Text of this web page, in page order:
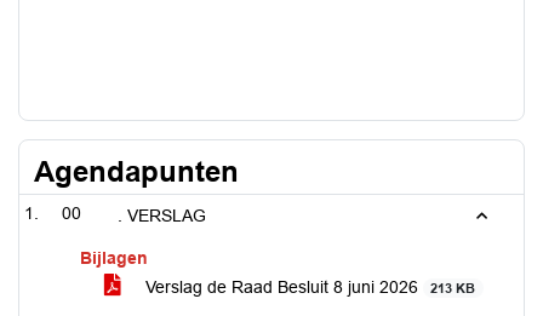
Agendapunten
00 . VERSLAG
Bijlagen
Verslag de Raad Besluit 8 juni 2026
213 KB